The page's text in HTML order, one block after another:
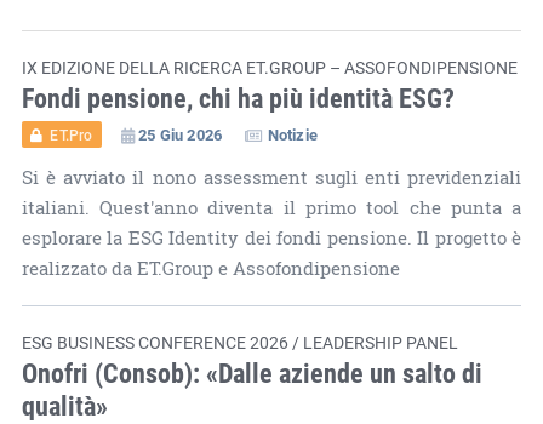
IX EDIZIONE DELLA RICERCA ET.GROUP – ASSOFONDIPENSIONE
Fondi pensione, chi ha più identità ESG?
ET.Pro 25 Giu 2026 Notizie
Si è avviato il nono assessment sugli enti previdenziali
italiani. Quest'anno diventa il primo tool che punta a
esplorare la ESG Identity dei fondi pensione. Il progetto è
realizzato da ET.Group e Assofondipensione
ESG BUSINESS CONFERENCE 2026 / LEADERSHIP PANEL
Onofri (Consob): «Dalle aziende un salto di
qualità»